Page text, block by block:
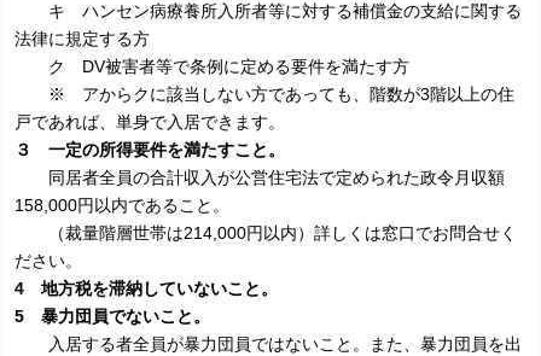
キ ハンセン病療養所入所者等に対する補償金の支給に関する
法律に規定する方
ク DV被害者等で条例に定める要件を満たす方
※ アからクに該当しない方であっても、階数が3階以上の住
戸であれば、単身で入居できます。
３ 一定の所得要件を満たすこと。
同居者全員の合計収入が公営住宅法で定められた政令月収額
158,000円以内であること。
（裁量階層世帯は214,000円以内）詳しくは窓口でお問合せく
ださい。
4 地方税を滞納していないこと。
5 暴力団員でないこと。
入居する者全員が暴力団員ではないこと。また、暴力団員を出